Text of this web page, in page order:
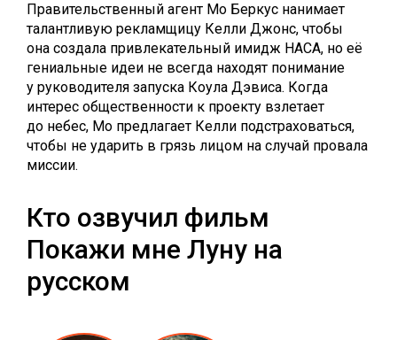
Правительственный агент Мо Беркус нанимает
талантливую рекламщицу Келли Джонс, чтобы
она создала привлекательный имидж НАСА, но её
гениальные идеи не всегда находят понимание
у руководителя запуска Коула Дэвиса. Когда
интерес общественности к проекту взлетает
до небес, Мо предлагает Келли подстраховаться,
чтобы не ударить в грязь лицом на случай провала
миссии.
Кто озвучил фильм
Покажи мне Луну на
русском